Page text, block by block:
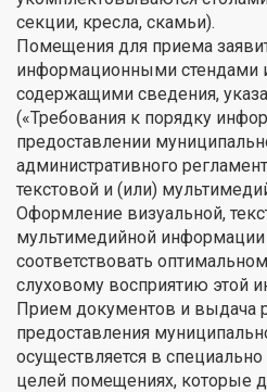
секции, кресла, скамьи).
Помещения для приема
информационными стендами
содержащими сведения,
(«Требования к порядку
предоставлении
административного
текстовой и (или)
Оформление визуальной,
мультимедийной
соответствовать
слуховому восприятию этой
Прием документов и выдача
предоставления
осуществляется в
целей помещениях, которые